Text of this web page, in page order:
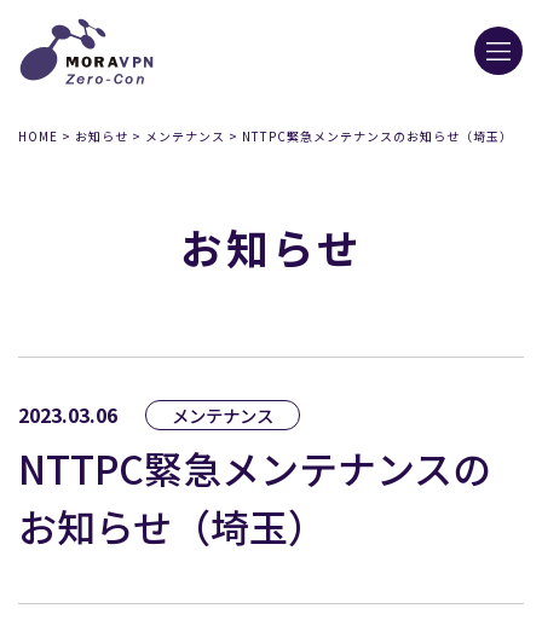
HOME > お知らせ > メンテナンス > NTTPC緊急メンテナンスのお知らせ（埼玉）
お知らせ
2023.03.06 メンテナンス
NTTPC緊急メンテナンスの
お知らせ（埼玉）